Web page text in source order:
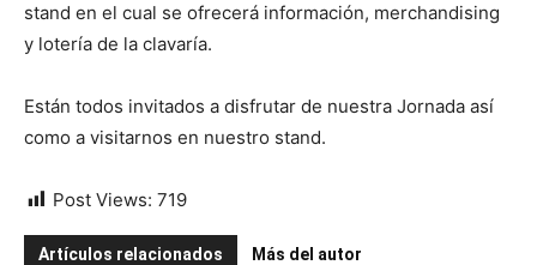
stand en el cual se ofrecerá información, merchandising
y lotería de la clavaría.
Están todos invitados a disfrutar de nuestra Jornada así
como a visitarnos en nuestro stand.
Post Views: 719
Artículos relacionados Más del autor